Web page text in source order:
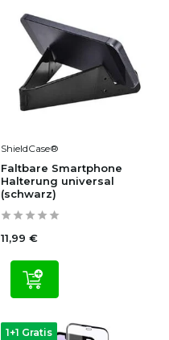
ShieldCase®
Faltbare Smartphone
Halterung universal
(schwarz)
11,99 €
1+1 Gratis